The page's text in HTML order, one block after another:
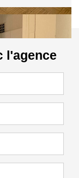
l'agence